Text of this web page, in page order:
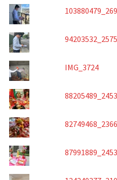
IMG_3724